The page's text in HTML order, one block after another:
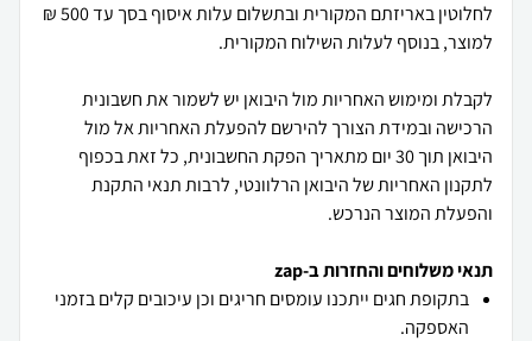
לחלוטין באריזתם המקורית ובתשלום עלות איסוף בסך עד 500 ₪
לקבלת ומימוש האחריות מול היבואן יש לשמור את חשבונית
הרכישה ובמידת הצורך להירשם להפעלת האחריות אל מול
היבואן תוך 30 יום מתאריך הפקת החשבונית, כל זאת בכפוף
לתקנון האחריות של היבואן הרלוונטי, לרבות תנאי התקנת
והפעלת המוצר הנרכש.
תנאי משלוחים והחזרות ב-zap
בתקופת חגים ייתכנו עומסים חריגים וכן עיכובים קלים בזמני
האספקה.